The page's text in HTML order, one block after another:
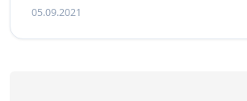
05.09.2021